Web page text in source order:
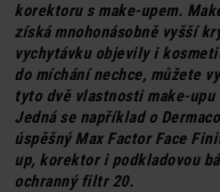
korektoru s make-upem.
získá mnohonásobně vyšší
vychytávku objevily i
do míchání nechce, můžete
tyto dvě vlastnosti make-
Jedná se například o
úspěšnýMax Factor Face
up, korektor i podkladovou
ochranný filtr 20.